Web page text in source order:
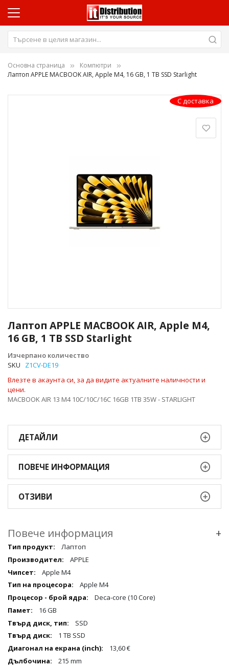
Основна страница
Компютри
Лаптоп APPLE MACBOOK AIR, Apple M4, 16 GB, 1 TB SSD Starlight
Лаптоп APPLE MACBOOK AIR, Apple M4,
16 GB, 1 TB SSD Starlight
Изчерпано количество
SKU
Z1CV-DE19
Влезте в акаунта си, за да видите актуалните наличности и
цени.
MACBOOK AIR 13 M4 10C/10C/16C 16GB 1TB 35W - STARLIGHT
С доставка
към
началото
на
галерия
със
ДЕТАЙЛИ
ПОВЕЧЕ ИНФОРМАЦИЯ
ОТЗИВИ
Повече информация +
Повече
информация
qqq
Лаптоп
APPLE
Apple M4
Apple M4
Deca-core (10 Core)
16 GB
SSD
1 TB SSD
13,60 €
215 mm